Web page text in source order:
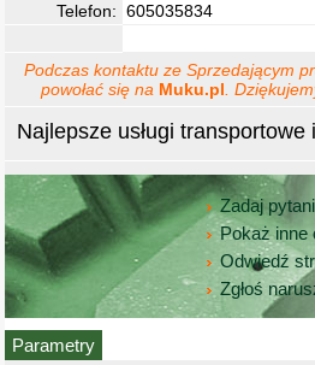
Najlepsze usługi
Zadaj
Pokaż inne
Odwiedź
Zgłoś
Parametry
Telefon: 605035834
Podczas kontaktu ze Sprzedającym
powołać się na Muku.pl .